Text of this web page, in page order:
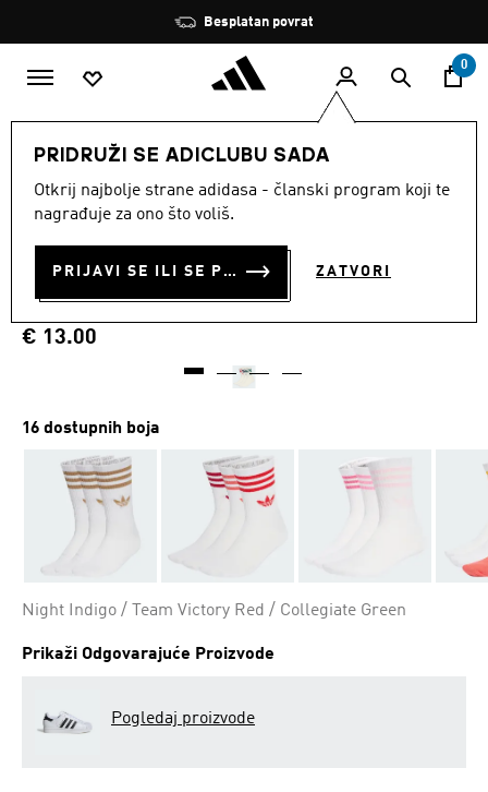
Zaustavi
rotaciju
Besplatan povrat
0
PRIDRUŽI SE ADICLUBU SADA
Otkrij najbolje strane adidasa - članski program koji te
nagrađuje za ono što voliš.
PRIJAVI SE ILI SE PRIDRUŽI SADA ZATVORI
MODNE MARKE
3 Color Pack
ČARAPE SREDNJE VISINE 3-
STRIPES, 3 PARA
€ 13.00
16 dostupnih boja
Night Indigo / Team Victory Red / Collegiate Green
Prikaži Odgovarajuće Proizvode
Pogledaj proizvode